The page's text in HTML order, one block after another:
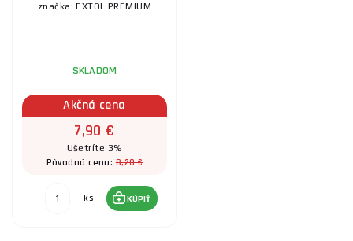
značka: EXTOL PREMIUM
SKLADOM
Akčná cena
7,90 €
Ušetríte 3%
Pôvodná cena:8,20 €
ks KÚPIŤ